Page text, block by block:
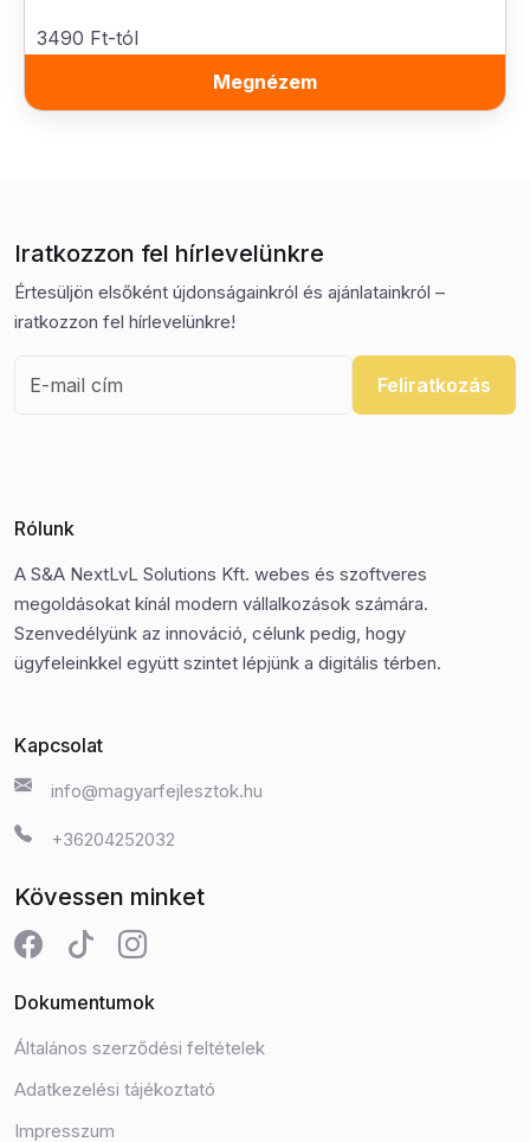
3490 Ft-tól
Megnézem
Iratkozzon fel hírlevelünkre
Értesüljön elsőként újdonságainkról és ajánlatainkról –
iratkozzon fel hírlevelünkre!
Feliratkozás
Rólunk
A S&A NextLvL Solutions Kft. webes és szoftveres
megoldásokat kínál modern vállalkozások számára.
Szenvedélyünk az innováció, célunk pedig, hogy
ügyfeleinkkel együtt szintet lépjünk a digitális térben.
Kapcsolat
info@magyarfejlesztok.hu
+36204252032
Kövessen minket
Dokumentumok
Általános szerződési feltételek
Adatkezelési tájékoztató
Impresszum